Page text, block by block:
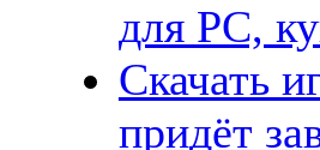
для PC,
Скачать
придёт